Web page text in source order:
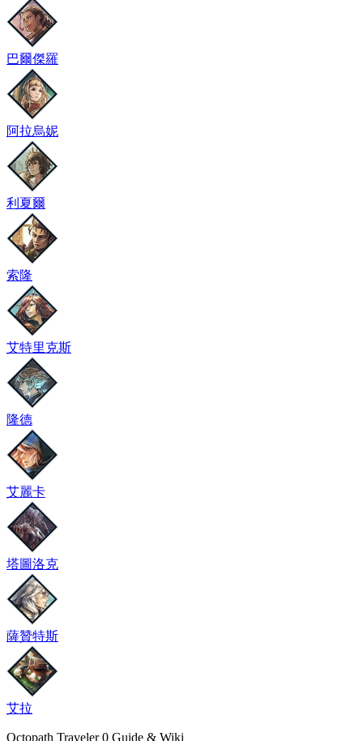
巴爾傑羅
阿拉烏妮
利夏爾
索隆
艾特里克斯
隆德
艾麗卡
塔圖洛克
薩贊特斯
艾拉
Octopath Traveler 0 Guide & Wiki